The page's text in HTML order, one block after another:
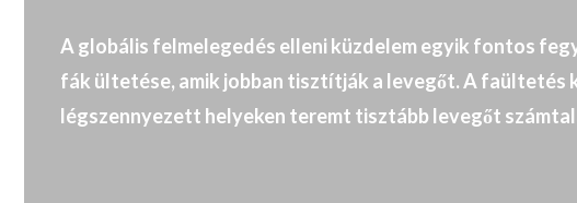
A globális felmelegedés elleni küzdelem egyik fontos
fák ültetése, amik jobban tisztítják a levegőt. A faültetés
légszennyezett helyeken teremt tisztább levegőt